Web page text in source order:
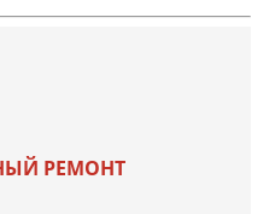
РЕМОНТ